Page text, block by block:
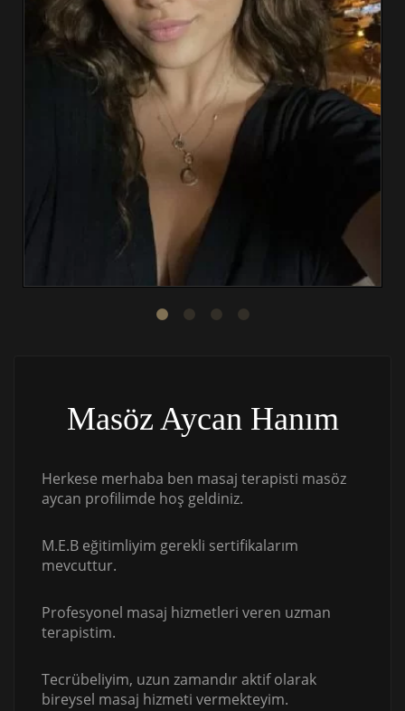
Masöz Aycan Hanım
Herkese merhaba ben masaj terapisti masöz
aycan profilimde hoş geldiniz.
M.E.B eğitimliyim gerekli sertifikalarım
mevcuttur.
Profesyonel masaj hizmetleri veren uzman
terapistim.
Tecrübeliyim, uzun zamandır aktif olarak
bireysel masaj hizmeti vermekteyim.